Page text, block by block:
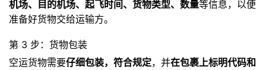
机场、目的机场、起飞时间、货物类型、数量等信息，以便
准备好货物交给运输方。
第 3 步：货物包装
空运货物需要仔细包装，符合规定，并在包裹上标明代码和